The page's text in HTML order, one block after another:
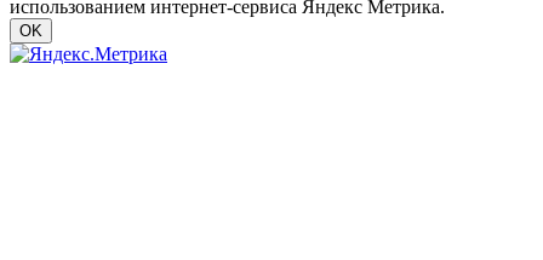
использованием интернет-сервиса Яндекс Метрика.
OK